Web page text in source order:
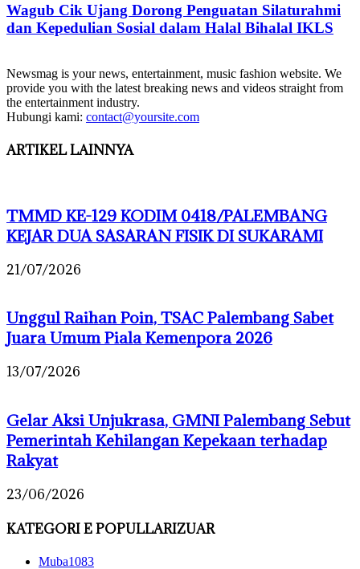
Wagub Cik Ujang Dorong Penguatan Silaturahmi
dan Kepedulian Sosial dalam Halal Bihalal IKLS
Newsmag is your news, entertainment, music fashion website. We
provide you with the latest breaking news and videos straight from
the entertainment industry.
Hubungi kami: contact@yoursite.com
ARTIKEL LAINNYA
TMMD KE-129 KODIM 0418/PALEMBANG
KEJAR DUA SASARAN FISIK DI SUKARAMI
21/07/2026
Unggul Raihan Poin, TSAC Palembang Sabet
Juara Umum Piala Kemenpora 2026
13/07/2026
Gelar Aksi Unjukrasa, GMNI Palembang Sebut
Pemerintah Kehilangan Kepekaan terhadap
Rakyat
23/06/2026
KATEGORI E POPULLARIZUAR
Muba1083